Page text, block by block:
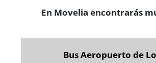
En Movelia encontrarás
Bus Aeropuerto de